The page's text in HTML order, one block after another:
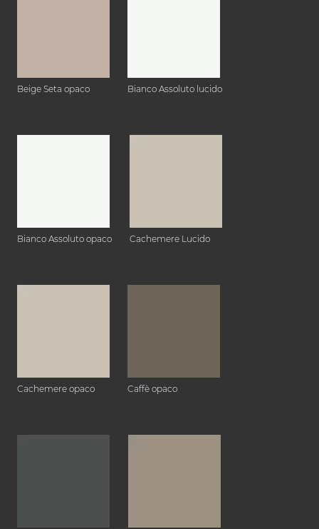
Beige Seta opaco Bianco Assoluto lucido
Bianco Assoluto opaco Cachemere Lucido
Cachemere opaco Caffè opaco